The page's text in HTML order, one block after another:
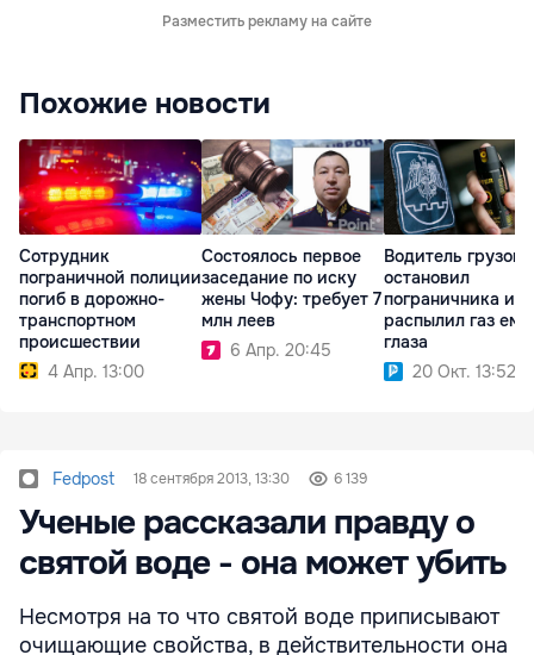
Разместить рекламу на сайте
Похожие новости
Сотрудник
пограничной полиции
погиб в дорожно-
транспортном
происшествии
4 Апр. 13:00
Состоялось первое
заседание по иску
жены Чофу: требует 7
млн леев
6 Апр. 20:45
Водитель
остановил
пограничника и
распылил газ ему
глаза
20 Окт. 13:52
Fedpost 18 сентября 2013, 13:30 6 139
Ученые рассказали правду о
святой воде - она может убить
Несмотря на то что святой воде приписывают
очищающие свойства, в действительности она